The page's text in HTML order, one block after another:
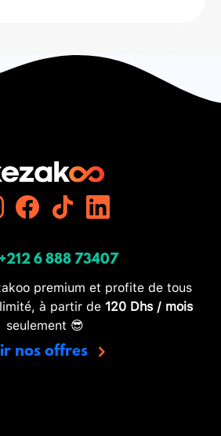
+212 6 888 73407
premium et profite de tous
à partir de 120 Dhs / mois
seulement 😎
nos offres